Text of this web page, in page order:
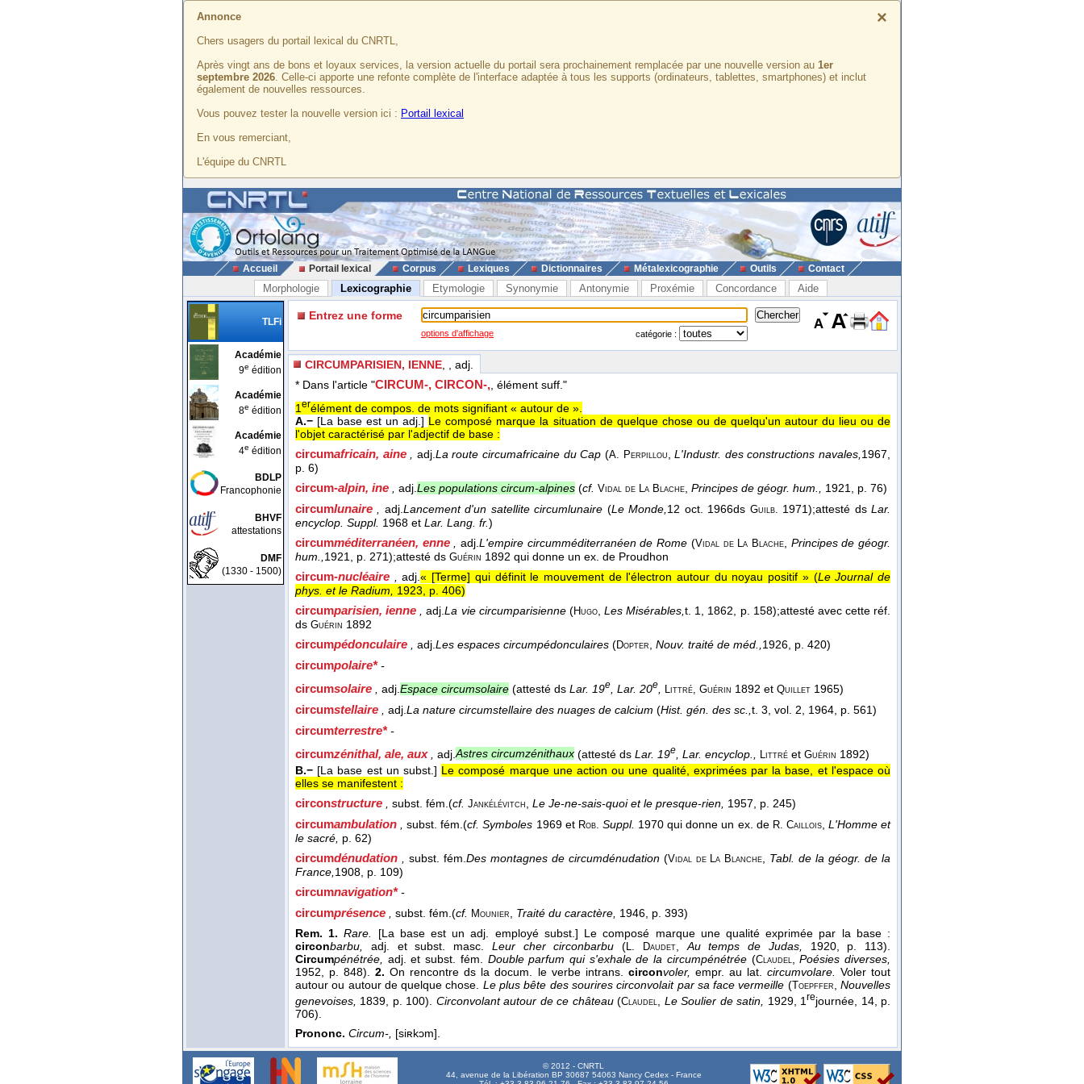
×
Annonce
Chers usagers du portail lexical du CNRTL,
Après vingt ans de bons et loyaux services, la version actuelle du portail sera prochainement remplacée par une nouvelle version au 1er
septembre 2026. Celle-ci apporte une refonte complète de l'interface adaptée à tous les supports (ordinateurs, tablettes, smartphones) et inclut
également de nouvelles ressources.
Vous pouvez tester la nouvelle version ici : Portail lexical
En vous remerciant,
L'équipe du CNRTL
Accueil Portail lexical Corpus Lexiques Dictionnaires Métalexicographie Outils Contact
Morphologie Lexicographie Etymologie Synonymie Antonymie Proxémie Concordance Aide
TLFi
Académie
9e édition
Académie
8e édition
Académie
4e édition
BDLP
Francophonie
BHVF
attestations
DMF
(1330 - 1500)
Entrez une forme
options d'affichage catégorie :
CIRCUMPARISIEN, IENNE , , adj.
* Dans l'article "CIRCUM-, CIRCON-,, élément suff."
1 erélément de compos. de mots signifiant « autour de ».
A.− [La base est un adj.] Le composé marque la situation de quelque chose ou de quelqu'un autour du lieu ou de
l'objet caractérisé par l'adjectif de base :
circumafricain, aine adj. La route circumafricaine du Cap (A. Perpillou ,L'Industr. des constructions navales, 1967
p. 6)
circum-alpin, ine adj. Les populations circum-alpines (cf. Vidal de La Blache Principes de géogr. hum., 1921, p. 76)
circumlunaire adj. Lancement d'un satellite circumlunaire (Le Monde, 12 oct. 1966ds Guilb. 1971);attesté dsLar.
encyclop. Suppl. 1968 et Lar. Lang. fr.)
circumméditerranéen, enne adj.L'empire circumméditerranéen de Rome (Vidal de La Blache, Principes de géogr.
hum., 1921 , p. 271);attesté ds Guérin 1892 qui donne un ex. de Proudhon
circum-nucléaire adj.« [Terme] qui définit le mouvement de l'électron autour du noyau positif » (Le Journal de
phys. et le Radium,
1923, p. 406)
circumparisien, ienne adj.La vie circumparisienne(Hugo, Les Misérables,t. 1 , 1862 , p. 158);attesté avec cette réf.
ds Guérin 1892
circumpédonculaire adj. Les espaces circumpédonculaires (Dopter Nouv. traité de méd., 1926 , p. 420)
circumpolaire*-
circumsolaire adj. Espace circumsolaire (attesté ds Lar. 19e , Lar. 20e Littré, Guérin 1892 et Quillet 1965)
circumstellaire adj. La nature circumstellaire des nuages de calcium (Hist. gén. des sc., t. 3, vol. 2 , 1964 , p. 561)
circumterrestre*-
circumzénithal, ale, aux adj.Astres circumzénithaux (attesté ds Lar. 19e , Lar. encyclop., Littré et Guérin 1892)
B.− [La base est un subst.] Le composé marque une action ou une qualité, exprimées par la base, et l'espace où
elles se manifestent :
circonstructure , subst. fém.(cf. Jankélévitch, Le Je-ne-sais-quoi et le presque-rien, 1957, p. 245)
circumambulation , subst. fém.(cf. Symboles 1969 et Rob. Suppl. 1970 qui donne un ex. de R. Caillois, L'Homme et
le sacré, p. 62)
circumdénudation , subst. fém.Des montagnes de circumdénudation (Vidal de La Blanche, Tabl. de la géogr. de la
France,1908, p. 109)
circumnavigation*-
circumprésence , subst. fém.(cf. Mounier, Traité du caractère, 1946, p. 393)
Rem. 1.Rare.
[La base est un adj. employé subst.] Le composé marque une qualité exprimée par la base :
circonbarbu, adj. et subst. masc. Leur cher circonbarbu (L. Daudet,Au temps de Judas, 1920, p. 113).
Circumpénétrée, adj. et subst. fém. Double parfum qui s'exhale de la circumpénétrée(Claudel,Poésies diverses,
1952, p. 848).2. On rencontre ds la docum. le verbe intrans. circonvoler, empr. au lat. circumvolare. Voler tout
autour ou autour de quelque chose. Le plus bête des sourires circonvolait par sa face vermeille ( Toepffer,Nouvelles
genevoises, 1839, p. 100). Circonvolant autour de ce château(Claudel Le Soulier de satin, 1929, 1rejournée, 14, p.
706).
Prononc. Circum-, [siʀkɔm].
© 2012 - CNRTL
44, avenue de la Libération BP 30687 54063 Nancy Cedex - France